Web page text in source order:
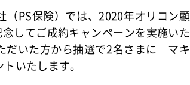
PS保険）では、2020年オリコン顧
してご成約キャンペーンを実施いた
だいた方から抽選で2名さまに マキ
いたします。